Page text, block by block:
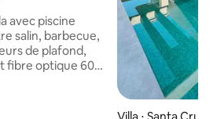
avec piscine
salin, barbecue,
de plafond,
fibre optique 600